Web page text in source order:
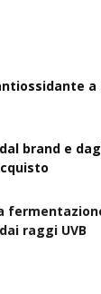
brand e
raggi UVB